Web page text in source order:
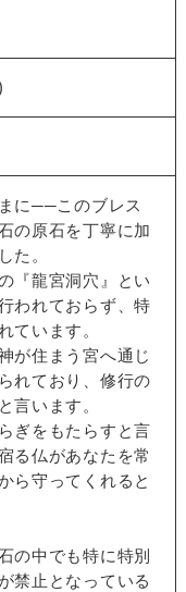
に──このブレス
の原石を丁寧に加
た。
『龍宮洞穴』とい
われておらず、特
ています。
が住まう宮へ通じ
れており、修行の
言います。
ぎをもたらすと言
る仏があなたを常
ら守ってくれると
の中でも特に特別
禁止となっている